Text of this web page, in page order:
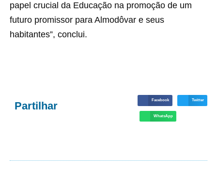
papel crucial da Educação na promoção de um
futuro promissor para Almodôvar e seus
habitantes”, conclui.
Partilhar Facebook Twitter
WhatsApp